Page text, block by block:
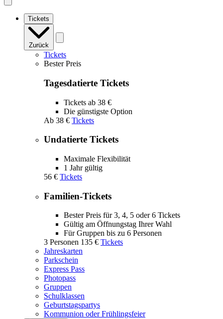
mobile
Tickets
Zurück
Tickets
Bester Preis
Tagesdatierte Tickets
Tickets ab 38 €
Die günstigste Option
Ab 38 € Tickets
Undatierte Tickets
Maximale Flexibilität
1 Jahr gültig
56 € Tickets
Familien-Tickets
Bester Preis für 3, 4, 5 oder 6 Tickets
Gültig am Öffnungstag Ihrer Wahl
Für Gruppen bis zu 6 Personen
3 Personen 135 € Tickets
Jahreskarten
Parkschein
Express Pass
Photopass
Gruppen
Schulklassen
Geburtstagspartys
Kommunion oder Frühlingsfeier